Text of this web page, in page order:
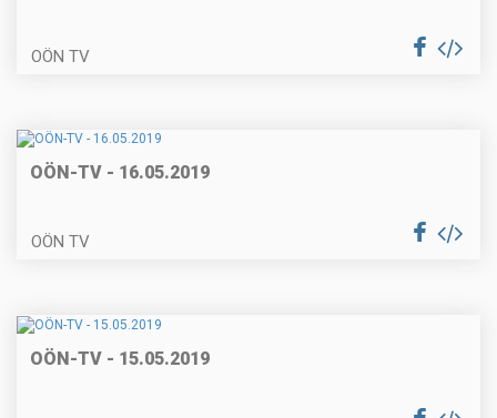
OÖN TV
OÖN-TV - 16.05.2019
OÖN TV
OÖN-TV - 15.05.2019